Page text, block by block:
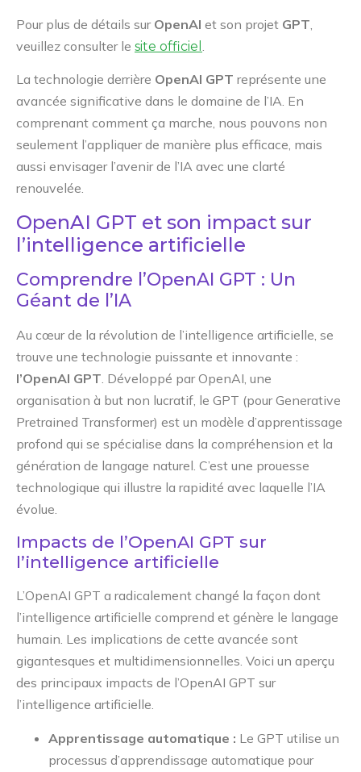
Pour plus de détails sur OpenAI et son projet GPT
veuillez consulter le site officiel
La technologie derrière OpenAI GPT représente une
avancée significative dans le domaine de l’IA. En
comprenant comment ça marche, nous pouvons non
seulement l’appliquer de manière plus efficace, mais
aussi envisager l’avenir de l’IA avec une clarté
renouvelée.
OpenAI GPT et son impact sur
l’intelligence artificielle
Comprendre l’OpenAI GPT : Un
Géant de l’IA
Au cœur de la révolution de l’intelligence artificielle, se
trouve une technologie puissante et innovante :
l’OpenAI GPT . Développé par OpenAI, une
organisation à but non lucratif, le GPT (pour Generative
Pretrained Transformer) est un modèle d’apprentissage
profond qui se spécialise dans la compréhension et la
génération de langage naturel. C’est une prouesse
technologique qui illustre la rapidité avec laquelle l’IA
évolue.
Impacts de l’OpenAI GPT sur
l’intelligence artificielle
L’OpenAI GPT a radicalement changé la façon dont
l’intelligence artificielle comprend et génère le langage
humain. Les implications de cette avancée sont
gigantesques et multidimensionnelles. Voici un aperçu
des principaux impacts de l’OpenAI GPT sur
l’intelligence artificielle.
Apprentissage automatique : Le GPT utilise un
processus d’apprendissage automatique pour